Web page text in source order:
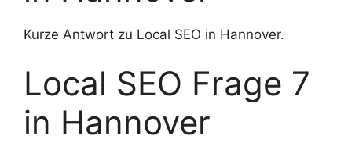
Kurze Antwort zu Local SEO in Hannover.
Local SEO Frage 7
in Hannover